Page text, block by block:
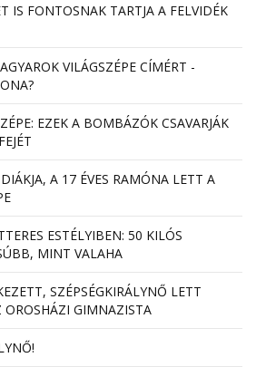
IS FONTOSNAK TARTJA A FELVIDÉK
VILÁGSZÉPE CÍMÉRT -
EZEK A BOMBÁZÓK CSAVARJÁK
A 17 ÉVES RAMÓNA LETT A
ESTÉLYIBEN: 50 KILÓS
MINT VALAHA
SZÉPSÉGKIRÁLYNŐ LETT
GIMNAZISTA